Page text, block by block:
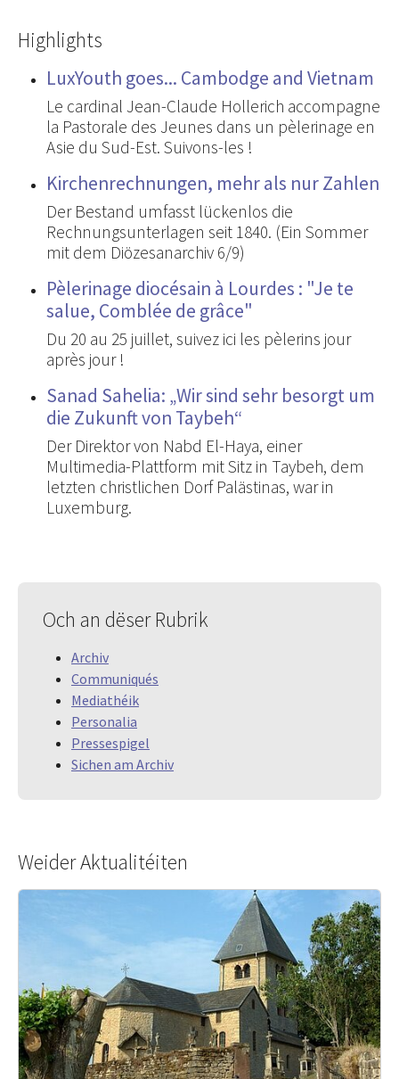
Highlights
LuxYouth goes... Cambodge and Vietnam
Le cardinal Jean-Claude Hollerich accompagne
la Pastorale des Jeunes dans un pèlerinage en
Asie du Sud-Est. Suivons-les !
Kirchenrechnungen, mehr als nur Zahlen
Der Bestand umfasst lückenlos die
Rechnungsunterlagen seit 1840. (Ein Sommer
mit dem Diözesanarchiv 6/9)
Pèlerinage diocésain à Lourdes : "Je te
salue, Comblée de grâce"
Du 20 au 25 juillet, suivez ici les pèlerins jour
après jour !
Sanad Sahelia: „Wir sind sehr besorgt um
die Zukunft von Taybeh“
Der Direktor von Nabd El-Haya, einer
Multimedia-Plattform mit Sitz in Taybeh, dem
letzten christlichen Dorf Palästinas, war in
Luxemburg.
Och an dëser Rubrik
Archiv
Communiqués
Mediathéik
Personalia
Pressespigel
Sichen am Archiv
Weider Aktualitéiten